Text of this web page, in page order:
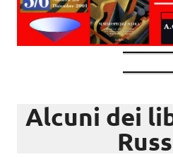
Alcuni dei